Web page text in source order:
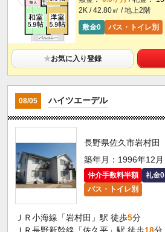
2K / 42.80㎡ / 地上2階
敷金0
バス・トイレ別
★お気に入り登録
08/05 ハイツエーデル
長野県佐久市岩村田
築年月：1996年12
仲介手数料半額 礼金0
バス・トイレ別
ＪＲ小海線「岩村田」駅 徒歩5分
ＪＲ長野新幹線「佐久平」駅 徒歩18分